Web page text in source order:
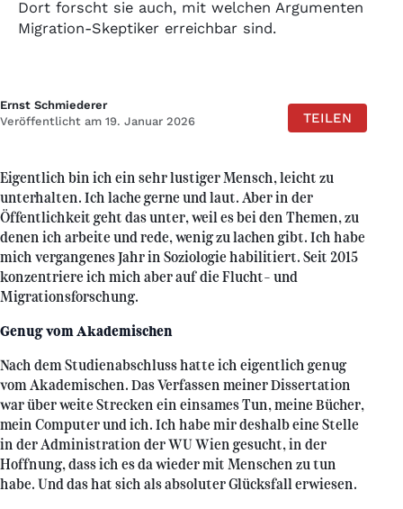
Dort forscht sie auch, mit welchen Argumenten
Migration-Skeptiker erreichbar sind.
Ernst Schmiederer
Veröffentlicht am 19. Januar 2026
TEILEN
Eigentlich bin ich ein sehr lustiger Mensch, leicht zu
unterhalten. Ich lache gerne und laut. Aber in der
Öffentlichkeit geht das unter, weil es bei den Themen, zu
denen ich arbeite und rede, wenig zu lachen gibt. Ich habe
mich vergangenes Jahr in Soziologie habilitiert. Seit 2015
konzentriere ich mich aber auf die Flucht- und
Migrationsforschung.
Genug vom Akademischen
Nach dem Studienabschluss hatte ich eigentlich genug
vom Akademischen. Das Verfassen meiner Dissertation
war über weite Strecken ein einsames Tun, meine Bücher,
mein Computer und ich. Ich habe mir deshalb eine Stelle
in der Administration der WU Wien gesucht, in der
Hoffnung, dass ich es da wieder mit Menschen zu tun
habe. Und das hat sich als absoluter Glücksfall erwiesen.